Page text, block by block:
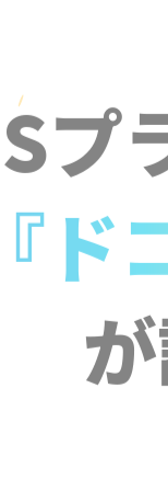
プ
ド